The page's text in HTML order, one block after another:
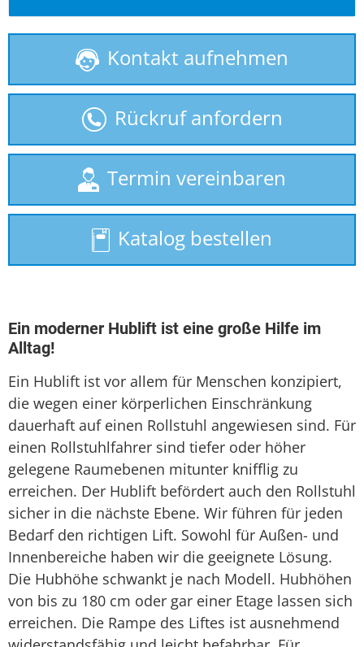
Behindertenlift
gebrauchte Treppenlifte
Homelift
Plattformlift
Rollstuhllift
Seniorenlift
Treppenaufzug
Treppenlift
Treppenlift mieten
Kontakt aufnehmen
Rückruf anfordern
Termin vereinbaren
Katalog bestellen
Ein moderner Hublift ist eine große Hilfe im
Alltag!
Ein Hublift ist vor allem für Menschen konzipiert,
die wegen einer körperlichen Einschränkung
dauerhaft auf einen Rollstuhl angewiesen sind. Für
einen Rollstuhlfahrer sind tiefer oder höher
gelegene Raumebenen mitunter knifflig zu
erreichen. Der Hublift befördert auch den Rollstuhl
sicher in die nächste Ebene. Wir führen für jeden
Bedarf den richtigen Lift. Sowohl für Außen- und
Innenbereiche haben wir die geeignete Lösung.
Die Hubhöhe schwankt je nach Modell. Hubhöhen
von bis zu 180 cm oder gar einer Etage lassen sich
erreichen. Die Rampe des Liftes ist ausnehmend